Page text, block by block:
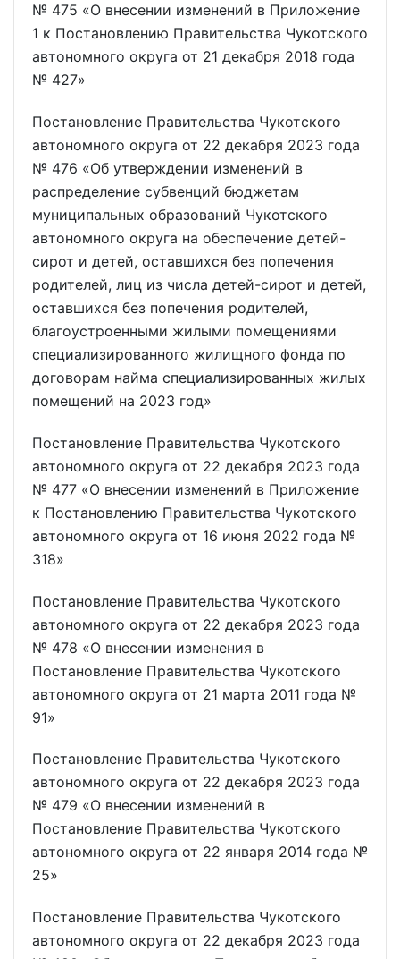
№ 475 «О внесении изменений в Приложение
1 к Постановлению Правительства Чукотского
автономного округа от 21 декабря 2018 года
№ 427»
Постановление Правительства Чукотского
автономного округа от 22 декабря 2023 года
№ 476 «Об утверждении изменений в
распределение субвенций бюджетам
муниципальных образований Чукотского
автономного округа на обеспечение детей-
сирот и детей, оставшихся без попечения
родителей, лиц из числа детей-сирот и детей,
оставшихся без попечения родителей,
благоустроенными жилыми помещениями
специализированного жилищного фонда по
договорам найма специализированных жилых
помещений на 2023 год»
Постановление Правительства Чукотского
автономного округа от 22 декабря 2023 года
№ 477 «О внесении изменений в Приложение
к Постановлению Правительства Чукотского
автономного округа от 16 июня 2022 года №
318»
Постановление Правительства Чукотского
автономного округа от 22 декабря 2023 года
№ 478 «О внесении изменения в
Постановление Правительства Чукотского
автономного округа от 21 марта 2011 года №
91»
Постановление Правительства Чукотского
автономного округа от 22 декабря 2023 года
№ 479 «О внесении изменений в
Постановление Правительства Чукотского
автономного округа от 22 января 2014 года №
25»
Постановление Правительства Чукотского
автономного округа от 22 декабря 2023 года